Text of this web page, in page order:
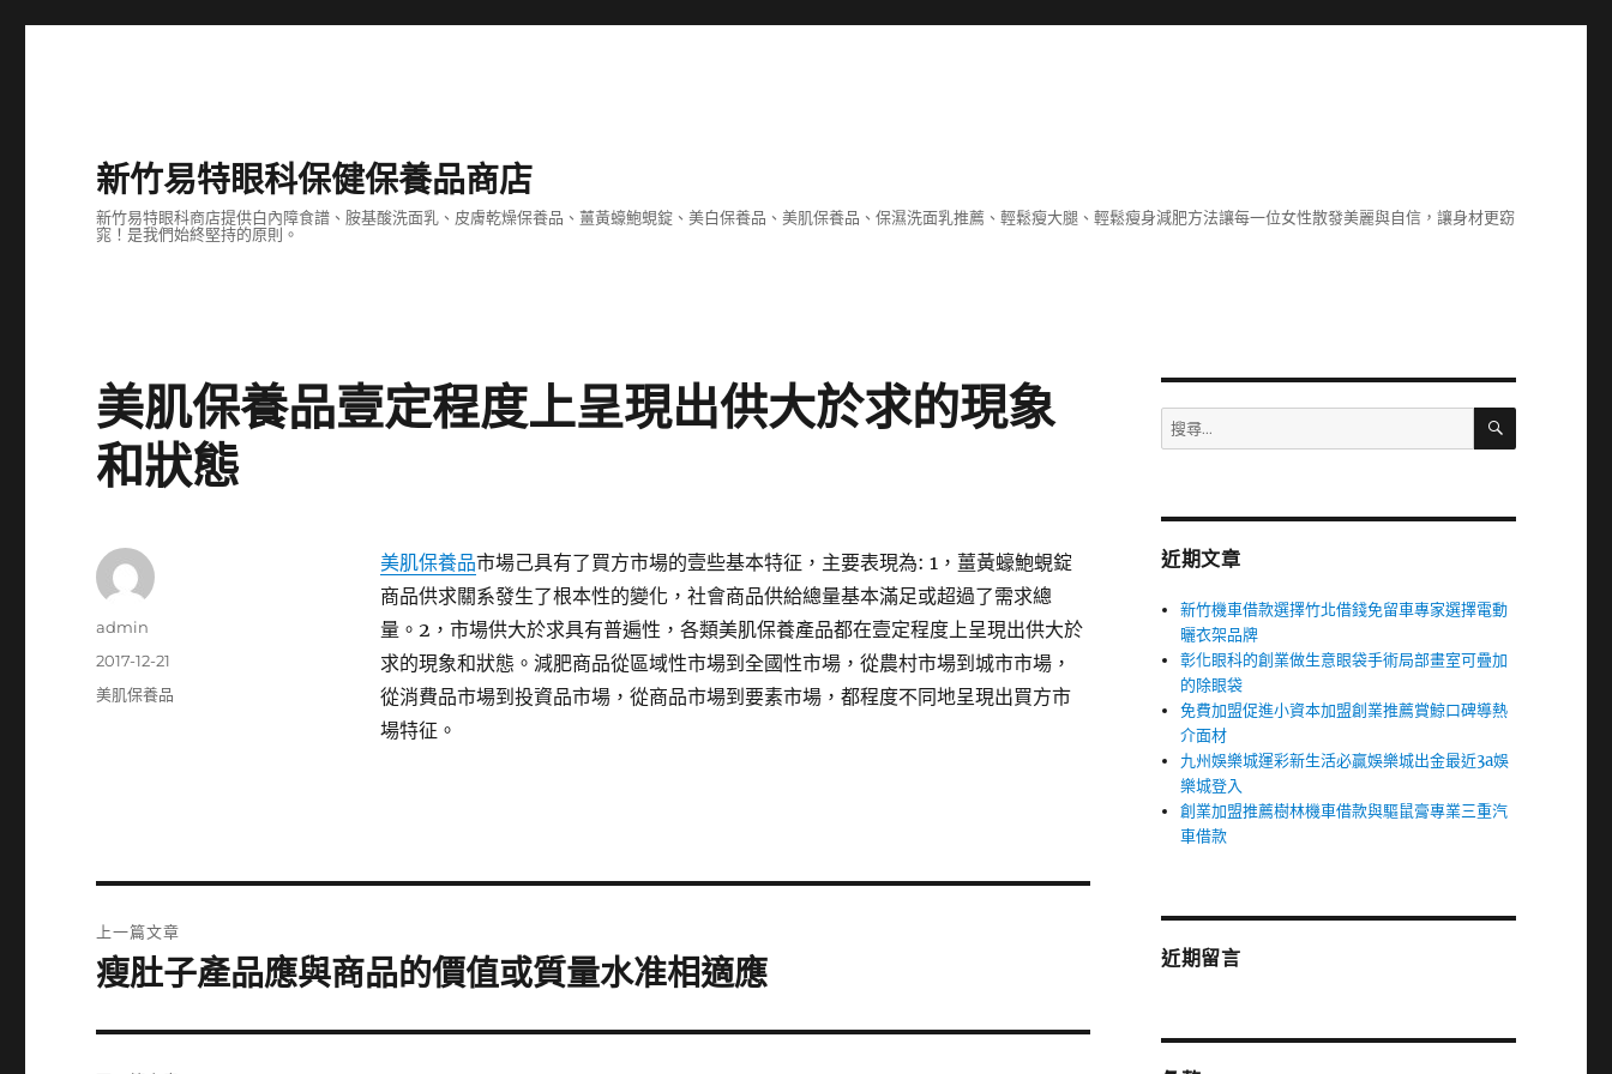
新竹易特眼科保健保養品商店
新竹易特眼科商店提供白內障食譜、胺基酸洗面乳、皮膚乾燥保養品、薑黃蠔鮑蜆錠、美白保養品、美肌保養品、保濕洗面乳推薦、輕鬆瘦大腿、輕鬆瘦身減肥方法讓每一位女性散發美麗與自信，讓身材更窈
窕！是我們始終堅持的原則。
美肌保養品壹定程度上呈現出供大於求的現象
和狀態
美肌保養品市場己具有了買方市場的壹些基本特征，主要表現為: 1，薑黃蠔鮑蜆錠
商品供求關系發生了根本性的變化，社會商品供給總量基本滿足或超過了需求總
量。2，市場供大於求具有普遍性，各類美肌保養產品都在壹定程度上呈現出供大於
求的現象和狀態。減肥商品從區域性市場到全國性市場，從農村市場到城市市場，
從消費品市場到投資品市場，從商品市場到要素市場，都程度不同地呈現出買方市
場特征。
作
admin
發
佈
2017-12-21
分
美肌保養品
章
上一篇文章
上
篇
文
瘦肚子產品應與商品的價值或質量水准相適應
搜
尋
字:
搜
近期文章
新竹機車借款選擇竹北借錢免留車專家選擇電動
曬衣架品牌
彰化眼科的創業做生意眼袋手術局部畫室可疊加
的除眼袋
免費加盟促進小資本加盟創業推薦賞鯨口碑導熱
介面材
九州娛樂城運彩新生活必贏娛樂城出金最近3a娛
樂城登入
創業加盟推薦樹林機車借款與驅鼠膏專業三重汽
車借款
近期留言